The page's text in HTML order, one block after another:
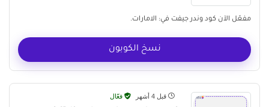
مفعّل الآن كود وندر جيفت في: الامارات.
نسخ الكوبون
قبل 4 أشهر فعّال